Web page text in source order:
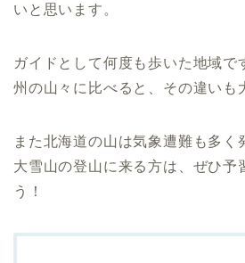
いと思います。
ガイドとして何度も歩いた地域で
州の山々に比べると、その違いも
また北海道の山は気象遭難も多く
大雪山の登山に来る方は、ぜひ予
う！